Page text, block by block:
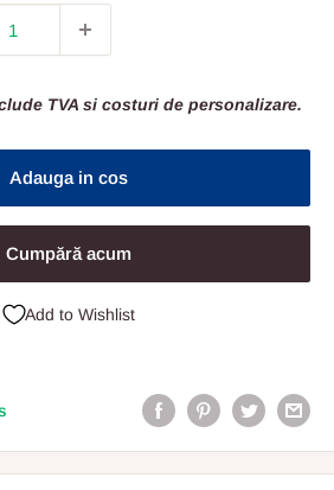
TVA si costuri de personalizare.
Adauga in cos
Cumpără acum
Add to Wishlist